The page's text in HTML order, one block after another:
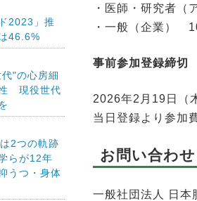
・医師・研究者
・一般（企業）
事前参加登録締切
2026年2月19日（
当日登録より参加
お問い合わせ
一般社団法人 日本
2023」推
46.6%
"の心房細
現役世代
2つの軌跡
らが12年
うつ・身体